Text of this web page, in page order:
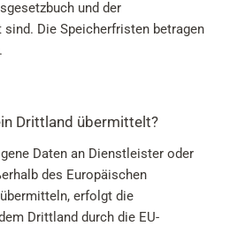
und der
sind. Die Speicherfristen betragen
Drittland übermittelt?
Daten an Dienstleister oder
des Europäischen
erfolgt die
Drittland durch die EU-